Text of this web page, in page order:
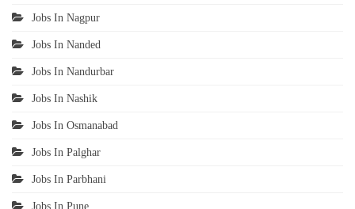
Jobs In Nagpur
Jobs In Nanded
Jobs In Nandurbar
Jobs In Nashik
Jobs In Osmanabad
Jobs In Palghar
Jobs In Parbhani
Jobs In Pune